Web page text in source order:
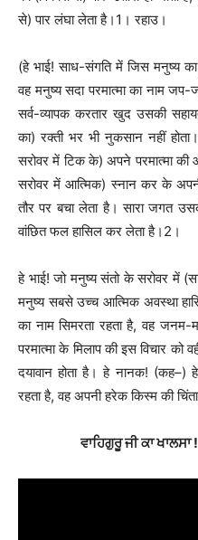
से) पार लंघा लेता है।1। रहाउ।
(हे भाई! साध-संगति में जिस मनुष्य
वह मनुष्य सदा परमात्मा का नाम
सर्व-व्यापक करतार खुद उसकी
का) रक्ती भर भी नुकसान नहीं
सरोवर में टिक के) अपने परमात्मा
सरोवर में आत्मिक) स्नान कर के
तौर पर बचा लेता है। सारा जगत
वांछित फल हासिल कर लेता है।2।
हे भाई! जो मनुष्य संतो के सरोवर में
मनुष्य सबसे उच्च आत्मिक अवस्था
का नाम सिमरता रहता है, वह
परमात्मा के मिलाप की इस विचार को
दयावान होता है। हे नानक! (कह–)
रहता है, वह अपनी हरेक किस्म की
ਵਾਹਿਗੁਰੂ ਜੀ ਕਾ